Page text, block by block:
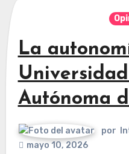
La
Autónoma
por
mayo 10, 2026